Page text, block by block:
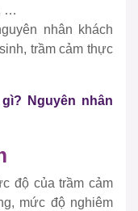
…
nhân khách
trầm cảm thực
Nguyên nhân
độ của trầm cảm
mức độ nghiêm